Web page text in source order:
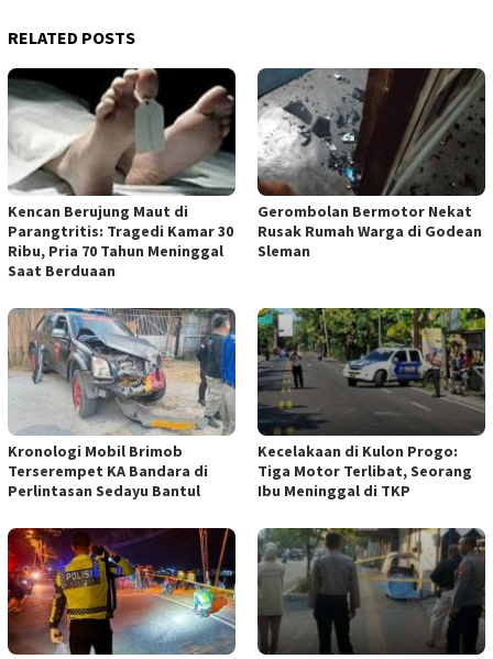
RELATED POSTS
Kencan Berujung Maut di
Parangtritis: Tragedi Kamar 30
Ribu, Pria 70 Tahun Meninggal
Saat Berduaan
Gerombolan Bermotor Nekat
Rusak Rumah Warga di Godean
Sleman
Kronologi Mobil Brimob
Terserempet KA Bandara di
Perlintasan Sedayu Bantul
Kecelakaan di Kulon Progo:
Tiga Motor Terlibat, Seorang
Ibu Meninggal di TKP